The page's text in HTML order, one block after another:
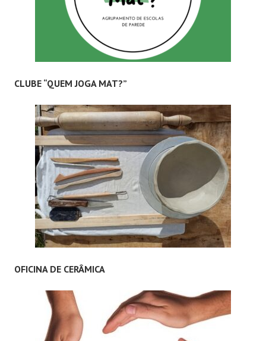
CLUBE “QUEM JOGA MAT?”
OFICINA DE CERÂMICA